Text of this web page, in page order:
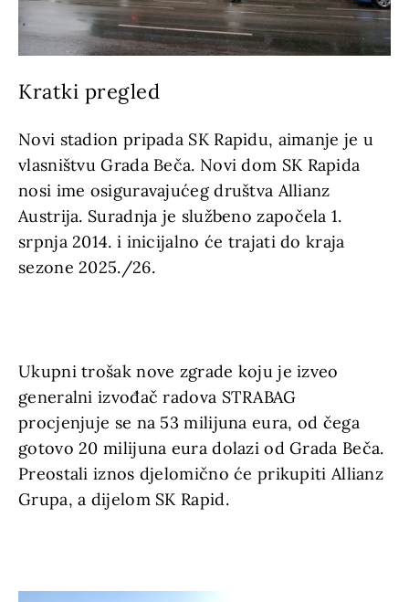
Kratki pregled
Novi stadion pripada SK Rapidu, aimanje je u
vlasništvu Grada Beča. Novi dom SK Rapida
nosi ime osiguravajućeg društva Allianz
Austrija. Suradnja je službeno započela 1.
srpnja 2014. i inicijalno će trajati do kraja
sezone 2025./26.
Ukupni trošak nove zgrade koju je izveo
generalni izvođač radova STRABAG
procjenjuje se na 53 milijuna eura, od čega
gotovo 20 milijuna eura dolazi od Grada Beča.
Preostali iznos djelomično će prikupiti Allianz
Grupa, a dijelom SK Rapid.